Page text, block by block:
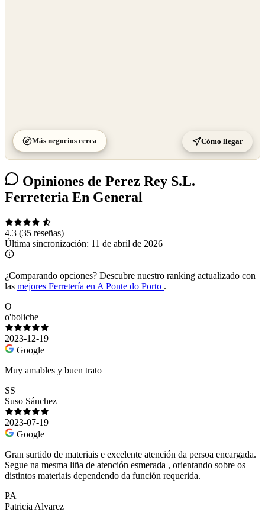
Más negocios cerca Cómo llegar
Opiniones de Perez Rey S.L.
Ferreteria En General
4.3 (35 reseñas)
Última sincronización: 11 de abril de 2026
¿Comparando opciones? Descubre nuestro ranking actualizado con
las mejores Ferretería en A Ponte do Porto .
O
o'boliche
2023-12-19
Google
Muy amables y buen trato
SS
Suso Sánchez
2023-07-19
Google
Gran surtido de materiais e excelente atención da persoa encargada.
Segue na mesma liña de atención esmerada , orientando sobre os
distintos materiais dependendo da función requerida.
PA
Patricia Alvarez